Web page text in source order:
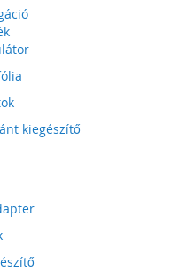
kiegészítő